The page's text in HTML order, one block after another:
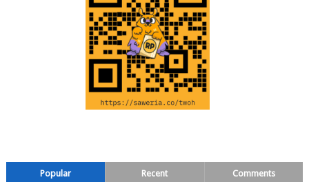
Popular Recent Comments